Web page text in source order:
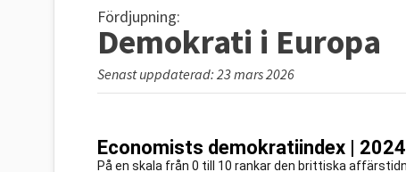
Fördjupning:
Demokrati i Europa
Senast uppdaterad: 23 mars 2026